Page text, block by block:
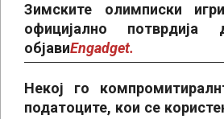
Зимските олимписки
официјално
објавиEngadget.
Некој го
податоците, кои се